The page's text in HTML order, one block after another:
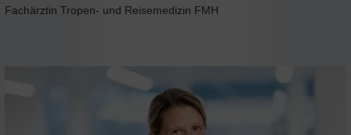
Fachärztin Tropen- und Reisemedizin FMH